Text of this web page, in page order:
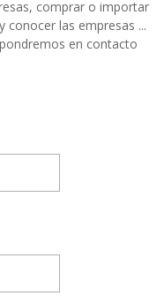
comprar o importar
conocer las empresas ...
en contacto